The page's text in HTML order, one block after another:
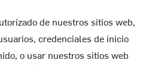
de nuestros sitios web,
credenciales de inicio
o usar nuestros sitios web